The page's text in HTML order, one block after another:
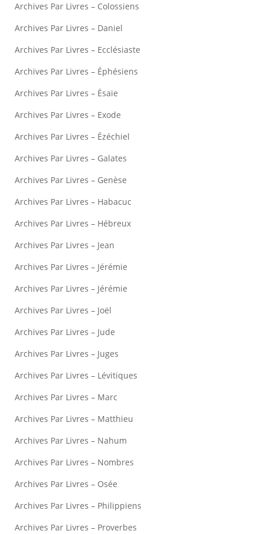
Archives Par Livres – Colossiens
Archives Par Livres – Daniel
Archives Par Livres – Ecclésiaste
Archives Par Livres – Éphésiens
Archives Par Livres – Ésaïe
Archives Par Livres – Exode
Archives Par Livres – Ézéchiel
Archives Par Livres – Galates
Archives Par Livres – Genèse
Archives Par Livres – Habacuc
Archives Par Livres – Hébreux
Archives Par Livres – Jean
Archives Par Livres – Jérémie
Archives Par Livres – Jérémie
Archives Par Livres – Joël
Archives Par Livres – Jude
Archives Par Livres – Juges
Archives Par Livres – Lévitiques
Archives Par Livres – Marc
Archives Par Livres – Matthieu
Archives Par Livres – Nahum
Archives Par Livres – Nombres
Archives Par Livres – Osée
Archives Par Livres – Philippiens
Archives Par Livres – Proverbes